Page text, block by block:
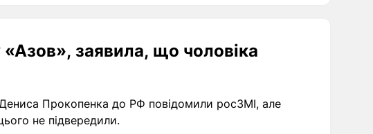
заявила, що чоловіка
Прокопенка до РФ повідомили росЗМІ, але
не підвередили.